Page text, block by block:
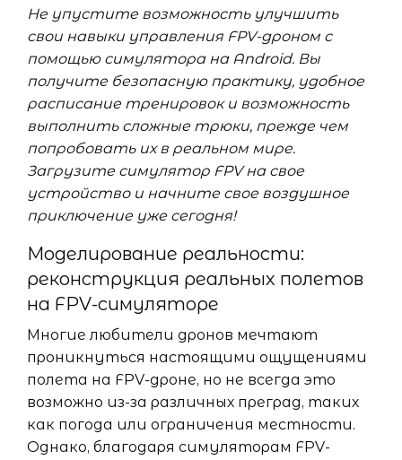
Не упустите возможность улучшить
свои навыки управления FPV-дроном с
помощью симулятора на Android. Вы
получите безопасную практику, удобное
расписание тренировок и возможность
выполнить сложные трюки, прежде чем
попробовать их в реальном мире.
Загрузите симулятор FPV на свое
устройство и начните свое воздушное
приключение уже сегодня!
Моделирование реальности:
реконструкция реальных полетов
на FPV-симуляторе
Многие любители дронов мечтают
проникнуться настоящими ощущениями
полета на FPV-дроне, но не всегда это
возможно из-за различных преград, таких
как погода или ограничения местности.
Однако, благодаря симуляторам FPV-